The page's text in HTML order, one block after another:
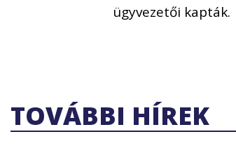
ügyvezetői kapták.
TOVÁBBI HÍREK